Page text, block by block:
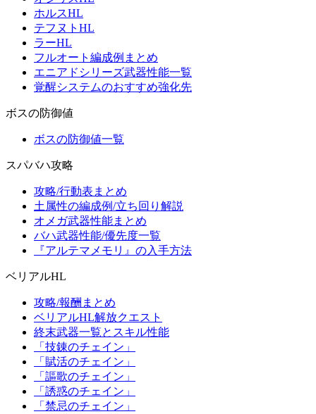
ホルスHL
テフヌトHL
ラーHL
フルオート編成例まとめ
エニアドシリーズ武器性能一覧
覚醒システムのおすすめ強化先
ボスの防御値
ボスの防御値一覧
スパバハ攻略
攻略/行動表まとめ
土属性の編成例/立ち回り解説
オメガ武器性能まとめ
バハ武器性能/優先度一覧
『アルテマメモリ』の入手方法
ベリアルHL
攻略/報酬まとめ
ベリアルHL解放クエスト
終末武器一覧とスキル性能
「技錬のチェイン」
「賦活のチェイン」
「謳歌のチェイン」
「誘惑のチェイン」
「禁忌のチェイン」